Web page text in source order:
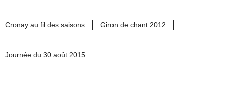
Cronay au fil des saisons Giron de chant 2012
Journée du 30 août 2015